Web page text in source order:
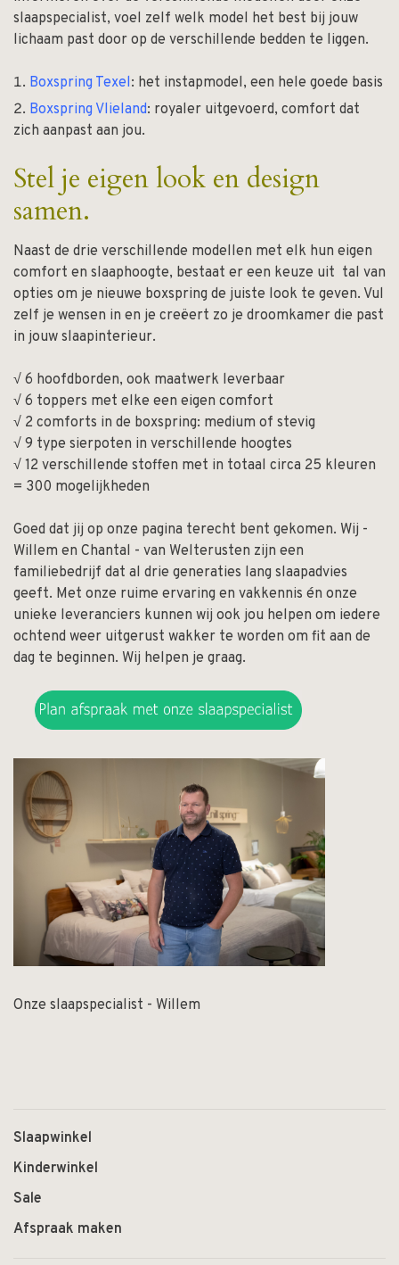
slaapspecialist, voel zelf welk model het best bij jouw
lichaam past door op de verschillende bedden te liggen.
Boxspring Texel: het instapmodel, een hele goede basis
Boxspring Vlieland: royaler uitgevoerd, comfort dat
zich aanpast aan jou.
Stel je eigen look en design
samen.
Naast de drie verschillende modellen met elk hun eigen
comfort en slaaphoogte, bestaat er een keuze uit tal van
opties om je nieuwe boxspring de juiste look te geven. Vul
zelf je wensen in en je creëert zo je droomkamer die past
in jouw slaapinterieur.
√ 6 hoofdborden, ook maatwerk leverbaar
√ 6 toppers met elke een eigen comfort
√ 2 comforts in de boxspring: medium of stevig
√ 9 type sierpoten in verschillende hoogtes
√ 12 verschillende stoffen met in totaal circa 25 kleuren
= 300 mogelijkheden
Goed dat jij op onze pagina terecht bent gekomen. Wij -
Willem en Chantal - van Welterusten zijn een
familiebedrijf dat al drie generaties lang slaapadvies
geeft. Met onze ruime ervaring en vakkennis én onze
unieke leveranciers kunnen wij ook jou helpen om iedere
ochtend weer uitgerust wakker te worden om fit aan de
dag te beginnen. Wij helpen je graag.
Onze slaapspecialist - Willem
Slaapwinkel
Kinderwinkel
Sale
Afspraak maken